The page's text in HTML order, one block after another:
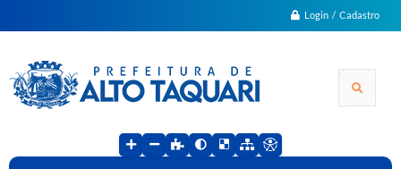
Login / Cadastro